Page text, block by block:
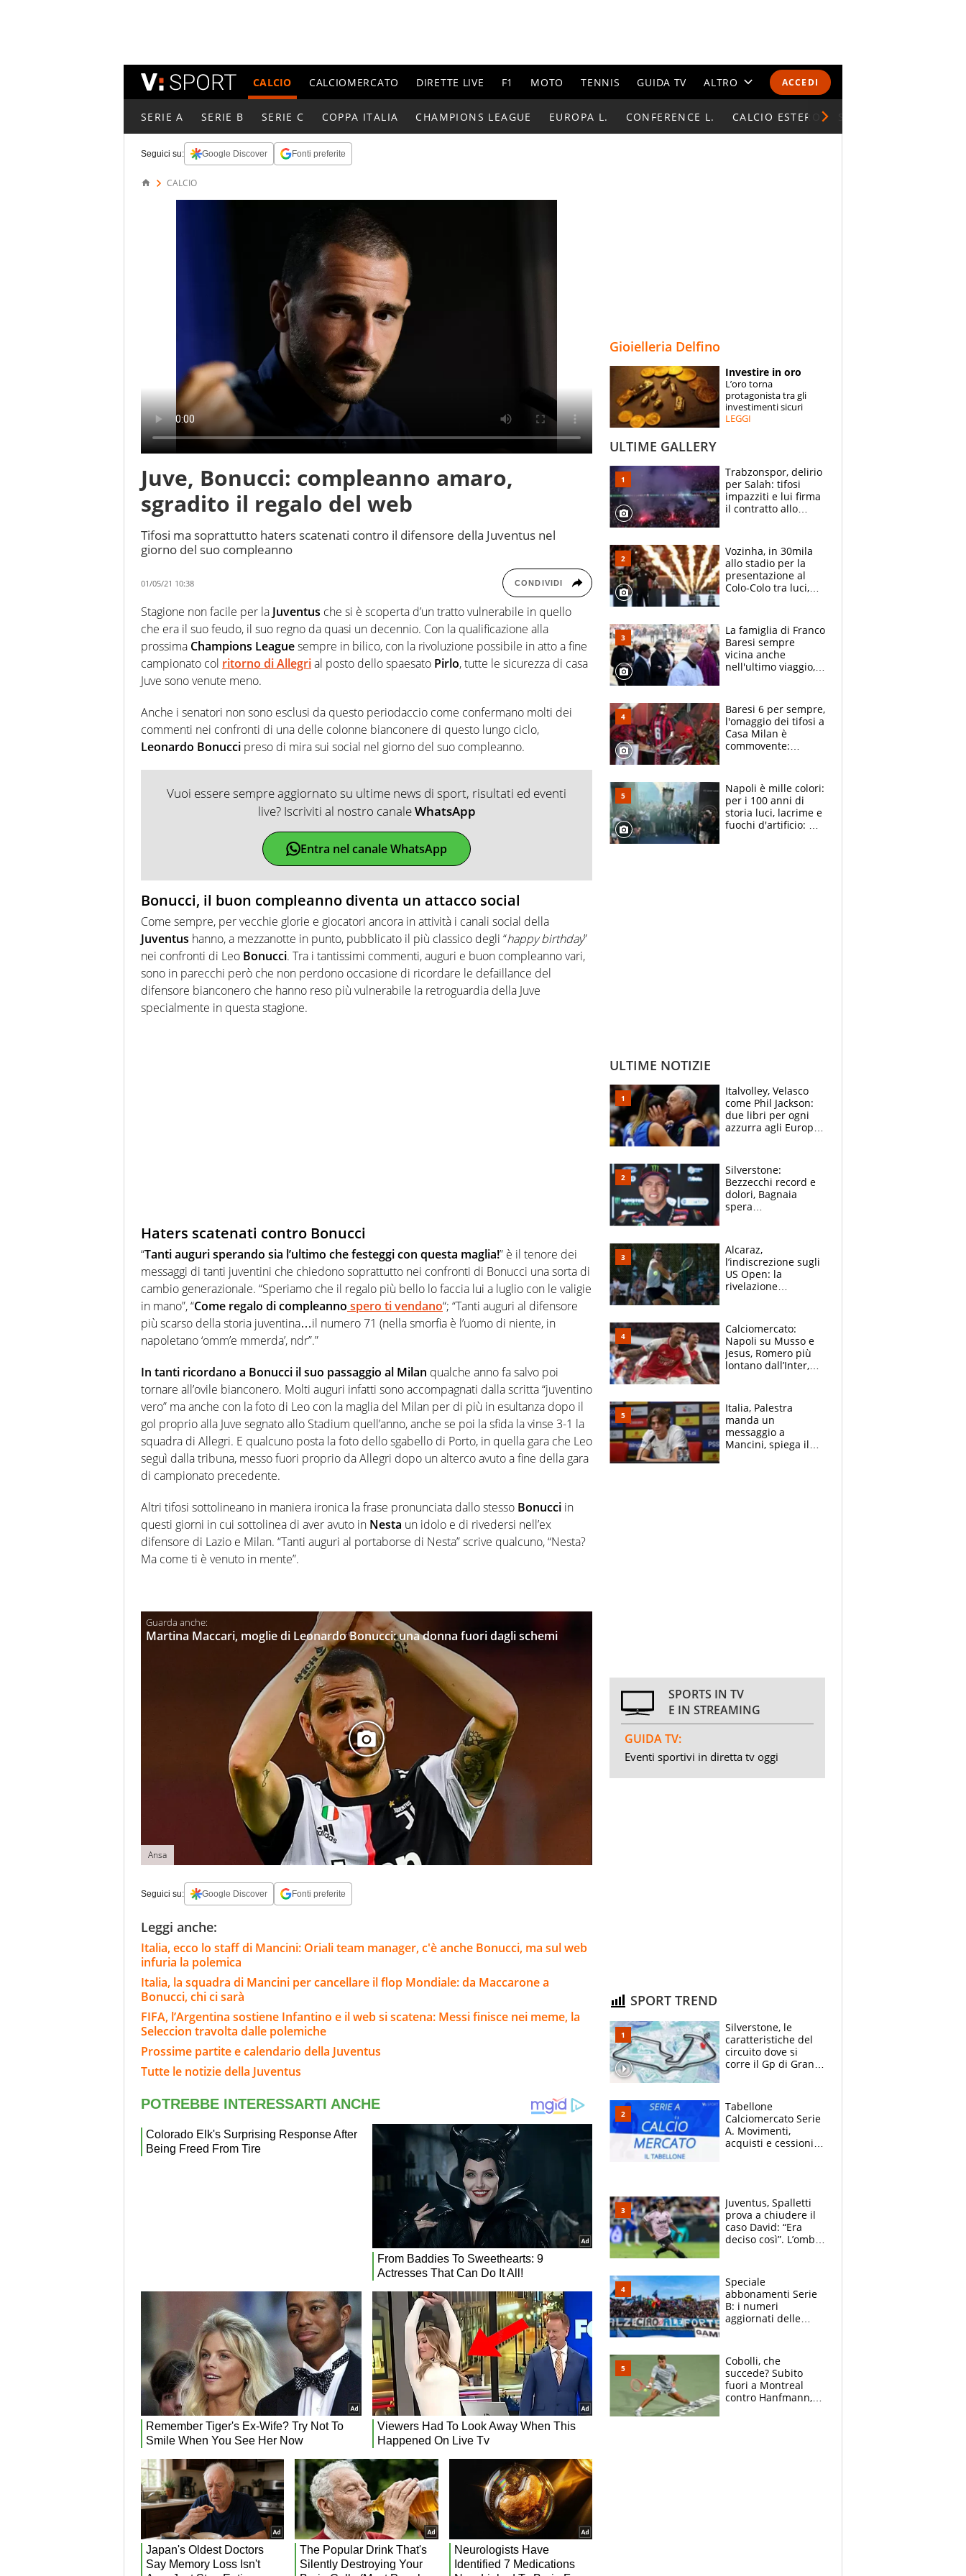
ACCEDI
CALCIO CALCIOMERCATO DIRETTE LIVE F1 MOTO TENNIS GUIDA TV ALTRO
CALENDARI E CLASSIFICHE
ESPERTI
CONTATTI
SERIE A SERIE B SERIE C COPPA ITALIA CHAMPIONS LEAGUE EUROPA L. CONFERENCE L. CALCIO ESTERO
Seguici su: Google Discover Fonti preferite
CALCIO
Juve, Bonucci: compleanno amaro,
sgradito il regalo del web
Tifosi ma soprattutto haters scatenati contro il difensore della Juventus nel
giorno del suo compleanno
01/05/21 10:38 CONDIVIDI
Stagione non facile per la Juventus che si è scoperta d’un tratto vulnerabile in quello
che era il suo feudo, il suo regno da quasi un decennio. Con la qualificazione alla
prossima Champions Leaguesempre in bilico, con la rivoluzione possibile in atto a fine
campionato col ritorno di Allegrial posto dello spaesato Pirlo, tutte le sicurezza di casa
Juve sono venute meno.
Anche i senatori non sono esclusi da questo periodaccio come confermano molti dei
commenti nei confronti di una delle colonne bianconere di questo lungo ciclo,
Leonardo Bonucci preso di mira sui social nel giorno del suo compleanno.
Vuoi essere sempre aggiornato su ultime news di sport, risultati ed eventi
live? Iscriviti al nostro canaleWhatsApp
Entra nel canale WhatsApp
Bonucci, il buon compleanno diventa un attacco social
Come sempre, per vecchie glorie e giocatori ancora in attività i canali social della
Juventus hanno, a mezzanotte in punto, pubblicato il più classico degli “happy birthday”
nei confronti di Leo Bonucci. Tra i tantissimi commenti, auguri e buon compleanno vari,
sono in parecchi però che non perdono occasione di ricordare le defaillance del
difensore bianconero che hanno reso più vulnerabile la retroguardia della Juve
specialmente in questa stagione.
Haters scatenati contro Bonucci
“Tanti auguri sperando sia l’ultimo che festeggi con questa maglia!” è il tenore dei
messaggi di tanti juventini che chiedono soprattutto nei confronti di Bonucci una sorta di
cambio generazionale. “Speriamo che il regalo più bello lo faccia lui a luglio con le valigie
in mano”, “Come regalo di compleanno spero ti vendano“; “Tanti auguri al difensore
più scarso della storia juventina…il numero 71 (nella smorfia è l’uomo di niente, in
napoletano ‘omm’e mmerda’, ndr”.”
In tanti ricordano a Bonucci il suo passaggio al Milan qualche anno fa salvo poi
tornare all’ovile bianconero. Molti auguri infatti sono accompagnati dalla scritta “juventino
vero” ma anche con la foto di Leo con la maglia del Milan per di più in esultanza dopo il
gol proprio alla Juve segnato allo Stadium quell’anno, anche se poi la sfida la vinse 3-1 la
squadra di Allegri. E qualcuno posta la foto dello sgabello di Porto, in quella gara che Leo
seguì dalla tribuna, messo fuori proprio da Allegri dopo un alterco avuto a fine della gara
di campionato precedente.
Altri tifosi sottolineano in maniera ironica la frase pronunciata dallo stesso Bonucci in
questi giorni in cui sottolinea di aver avuto in Nesta un idolo e di rivedersi nell’ex
difensore di Lazio e Milan. “Tanti auguri al portaborse di Nesta” scrive qualcuno, “Nesta?
Ma come ti è venuto in mente”.
Martina Maccari, moglie di Leonardo Bonucci: una donna fuori dagli schemi
Ansa
Seguici su: Google Discover Fonti preferite
Leggi anche:
Italia, ecco lo staff di Mancini: Oriali team manager, c'è anche Bonucci, ma sul web
infuria la polemica
Italia, la squadra di Mancini per cancellare il flop Mondiale: da Maccarone a
Bonucci, chi ci sarà
FIFA, l’Argentina sostiene Infantino e il web si scatena: Messi finisce nei meme, la
Seleccion travolta dalle polemiche
Prossime partite e calendario della Juventus
Tutte le notizie della Juventus
Gioielleria Delfino
Investire in oro
L’oro torna
protagonista tra gli
investimenti sicuri
LEGGI
ULTIME GALLERY
Trabzonspor, delirio
per Salah: tifosi
impazziti e lui firma
il contratto allo
Vozinha, in 30mila
allo stadio per la
presentazione al
Colo-Colo tra luci,
La famiglia di Franco
Baresi sempre
vicina anche
nell'ultimo viaggio,
circondati
dall'affetto dei tifosi
Baresi 6 per sempre,
l'omaggio dei tifosi a
Casa Milan è
commovente:
bigliettini
Napoli è mille colori:
per i 100 anni di
storia luci, lacrime e
fuochi d'artificio: De
ULTIME NOTIZIE
Italvolley, Velasco
come Phil Jackson:
due libri per ogni
azzurra agli Europei.
Silverstone:
Bezzecchi record e
dolori, Bagnaia
spera
e vota Aprilia
Alcaraz,
l’indiscrezione sugli
US Open: la
rivelazione
B. Rune verso la
rinuncia
Calciomercato:
Napoli su Musso e
Jesus, Romero più
lontano dall’Inter,
tabellone
Italia, Palestra
manda un
messaggio a
Mancini, spiega il
SPORTS IN TV
E IN STREAMING
GUIDA TV:
Eventi sportivi in diretta tv oggi
SPORT TREND
Silverstone, le
caratteristiche del
circuito dove si
corre il Gp di Gran
Tabellone
Calciomercato Serie
A. Movimenti,
acquisti e cessioni:
Juventus, Spalletti
prova a chiudere il
caso David: “Era
deciso così”. L’ombra
Speciale
abbonamenti Serie
B: i numeri
aggiornati delle
Cobolli, che
succede? Subito
fuori a Montreal
contro Hanfmann,